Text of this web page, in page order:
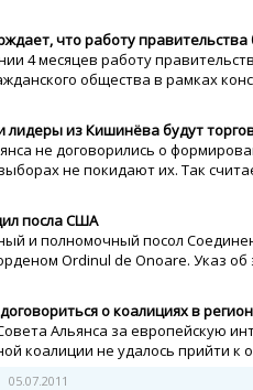
что работу
4 месяцев работу
общества в рамках
лидеры из Кишинёва будут
не договорились о
не покидают их. Так
посла США
и полномочный посол
Ordinul de Onoare. Указ об
о коалициях в
Альянса за европейскую
коалиции не удалось прийти к
05.07.2011